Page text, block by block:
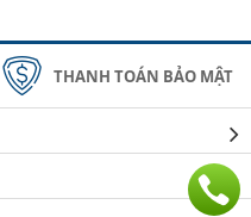
THANH TOÁN BẢO MẬT